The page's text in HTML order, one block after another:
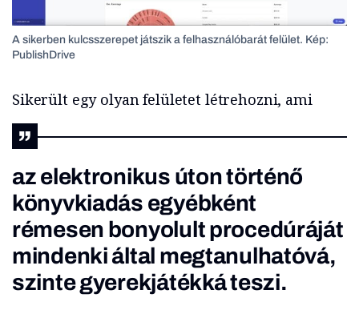
A sikerben kulcsszerepet játszik a felhasználóbarát felület. Kép:
PublishDrive
Sikerült egy olyan felületet létrehozni, ami
az elektronikus úton történő
könyvkiadás egyébként
rémesen bonyolult procedúráját
mindenki által megtanulhatóvá,
szinte gyerekjátékká teszi.